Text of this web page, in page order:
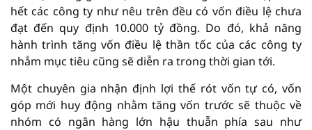
hết các công ty như nêu trên đều có vốn điều lệ chưa
đạt đến quy định 10.000 tỷ đồng. Do đó, khả năng
hành trình tăng vốn điều lệ thần tốc của các công ty
nhắm mục tiêu cũng sẽ diễn ra trong thời gian tới.
Một chuyên gia nhận định lợi thế rót vốn tự có, vốn
góp mới huy động nhằm tăng vốn trước sẽ thuộc về
nhóm có ngân hàng lớn hậu thuẫn phía sau như